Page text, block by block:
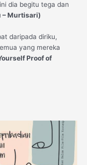
dia begitu tega dan
– Murtisari)
daripada diriku,
yang mereka
Proof of